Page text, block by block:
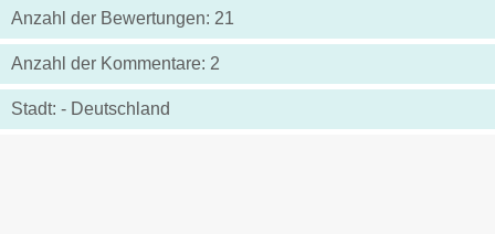
Anzahl der Bewertungen: 21
Anzahl der Kommentare: 2
Stadt: - Deutschland